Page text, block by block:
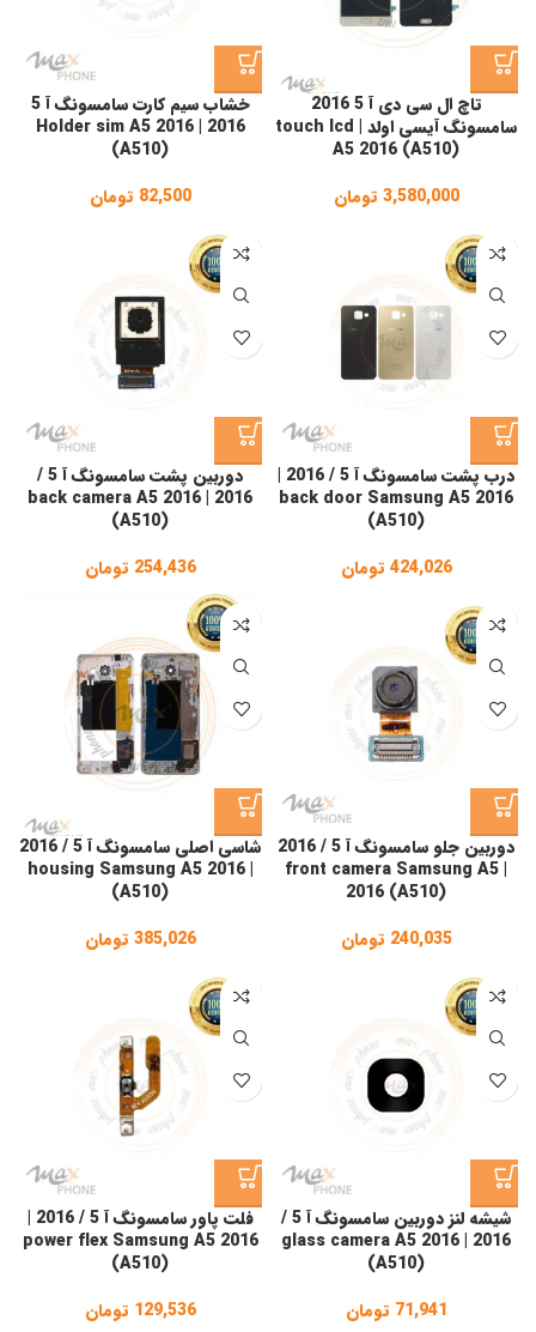
تاچ ال سی دی آ 5 2016
سامسونگ آیسی اولد | touch lcd
A5 2016 (A510)
3,580,000 تومان
خشاب سیم کارت سامسونگ آ 5
2016 | Holder sim A5 2016
(A510)
82,500 تومان
درب پشت سامسونگ آ 5 / 2016 |
back door Samsung A5 2016
(A510)
424,026 تومان
دوربین پشت سامسونگ آ 5 /
2016 | back camera A5 2016
(A510)
254,436 تومان
دوربین جلو سامسونگ آ 5 / 2016
| front camera Samsung A5
2016 (A510)
240,035 تومان
شاسی اصلی سامسونگ آ 5 / 2016
| housing Samsung A5 2016
(A510)
385,026 تومان
شیشه لنز دوربین سامسونگ آ 5 /
2016 | glass camera A5 2016
(A510)
71,941 تومان
فلت پاور سامسونگ آ 5 / 2016 |
power flex Samsung A5 2016
(A510)
129,536 تومان